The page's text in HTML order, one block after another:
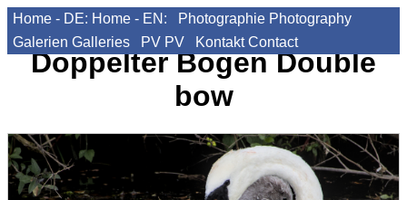
Home - DE: Home - EN: Photographie Photography
Galerien Galleries PV PV Kontakt Contact
Doppelter BogenDouble
bow